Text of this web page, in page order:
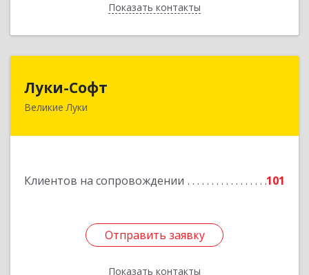
Показать контакты
Назад
Луки-Софт
Великие Луки
Клиентов на сопровождении 101
Отправить заявку
Показать контакты
182113, Псковская обл, Великие Луки г,
Отправить заявку
Назад